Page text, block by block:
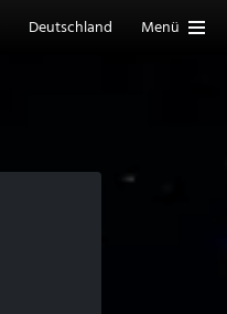
Deutschland Menü